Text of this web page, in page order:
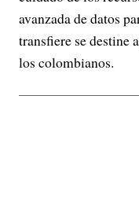
avanzada de datos
transfiere se destine
los colombianos.